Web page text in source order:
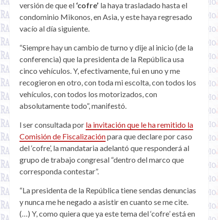
versión de que el ‘cofre’ la haya trasladado hasta el
condominio Mikonos, en Asia, y este haya regresado
vacío al día siguiente.
“Siempre hay un cambio de turno y dije al inicio (de la
conferencia) que la presidenta de la República usa
cinco vehículos. Y, efectivamente, fui en uno y me
recogieron en otro, con toda mi escolta, con todos los
vehículos, con todos los motorizados, con
absolutamente todo”, manifestó.
l ser consultada por la invitación que le ha remitido la
Comisión de Fiscalizaciónpara que declare por caso
del ‘cofre’, la mandataria adelantó que responderá al
grupo de trabajo congresal “dentro del marco que
corresponda contestar”.
“La presidenta de la República tiene sendas denuncias
y nunca me he negado a asistir en cuanto se me cite.
(…) Y, como quiera que ya este tema del ‘cofre’ está en